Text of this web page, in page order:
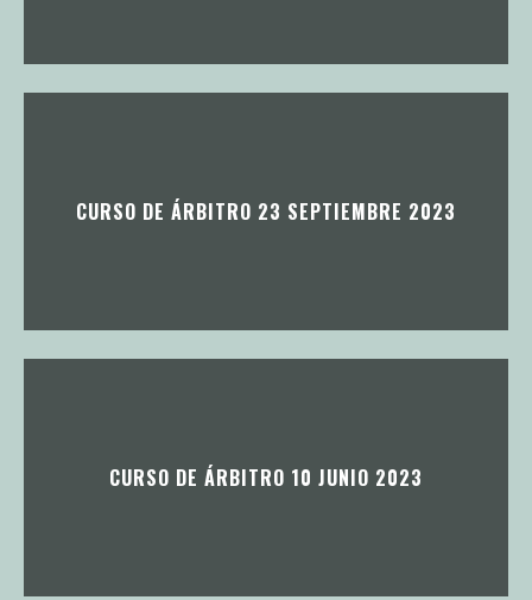
CURSO DE ÁRBITRO 23 SEPTIEMBRE 2023
CURSO DE ÁRBITRO 10 JUNIO 2023